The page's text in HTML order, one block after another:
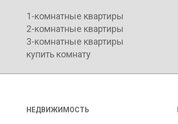
1-комнатные квартиры
2-комнатные квартиры
3-комнатные квартиры
купить комнату
НЕДВИЖИМОСТЬ